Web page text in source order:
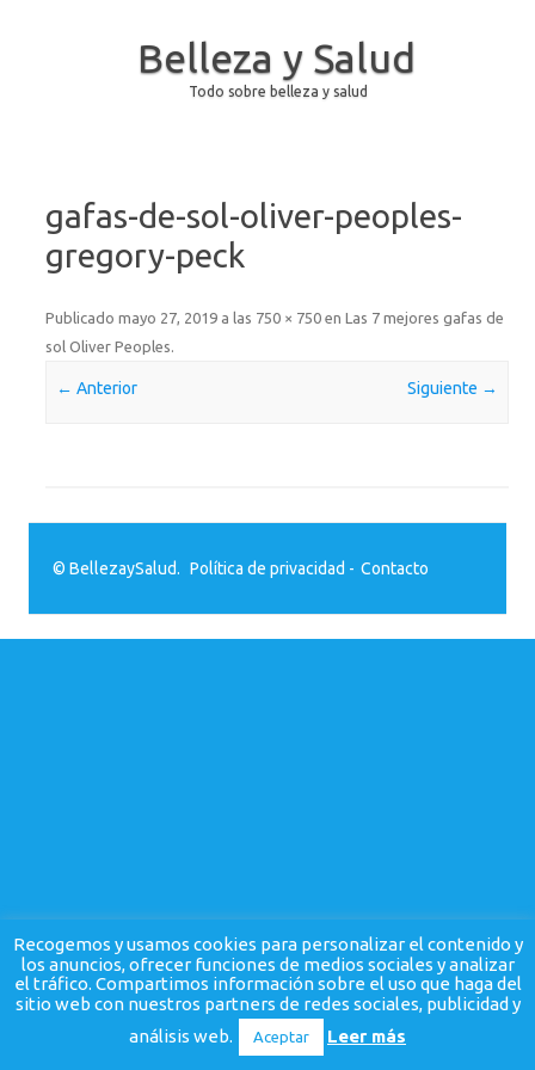
Belleza y Salud
Todo sobre belleza y salud
gafas-de-sol-oliver-peoples-
gregory-peck
Publicado mayo 27, 2019 a las 750 × 750 en Las 7 mejores gafas de
sol Oliver Peoples.
← Anterior Siguiente →
© BellezaySalud. Política de privacidad - Contacto
Recogemos y usamos cookies para personalizar el contenido y
los anuncios, ofrecer funciones de medios sociales y analizar
el tráfico. Compartimos información sobre el uso que haga del
sitio web con nuestros partners de redes sociales, publicidad y
análisis web.
Aceptar Leer más